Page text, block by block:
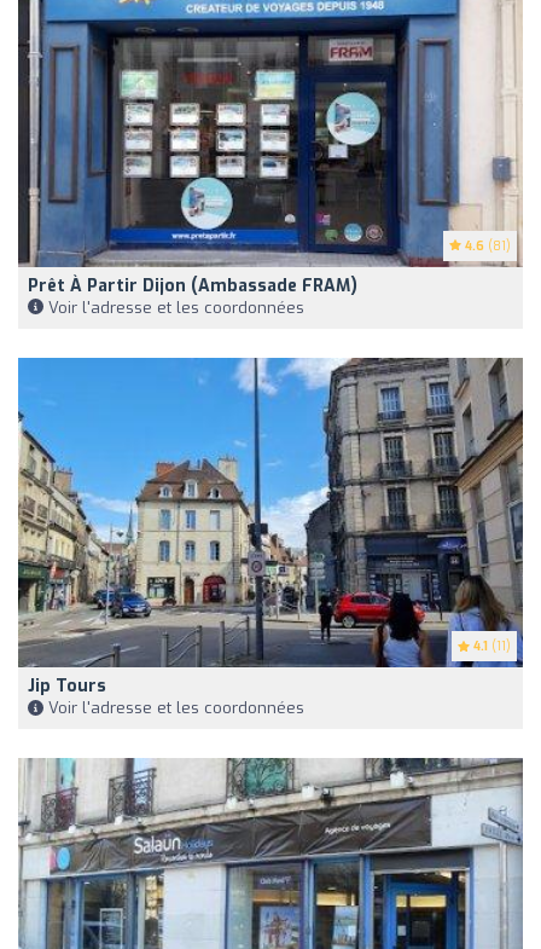
4.6 (81)
Prêt À Partir Dijon (Ambassade FRAM)
Voir l'adresse et les coordonnées
4.1 (11)
Jip Tours
Voir l'adresse et les coordonnées